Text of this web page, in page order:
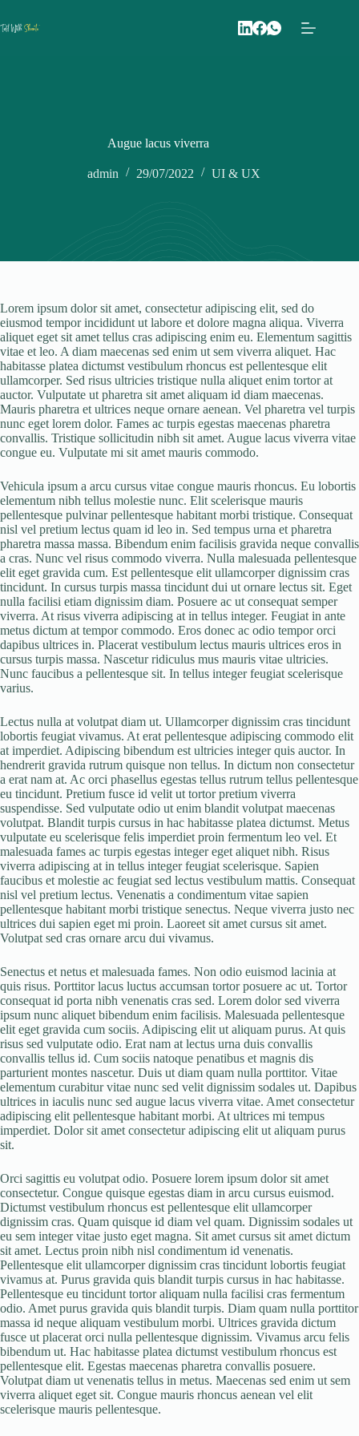
content
Augue lacus viverra
admin 29/07/2022 UI & UX
Lorem ipsum dolor sit amet, consectetur adipiscing elit, sed do
eiusmod tempor incididunt ut labore et dolore magna aliqua. Viverra
aliquet eget sit amet tellus cras adipiscing enim eu. Elementum sagittis
vitae et leo. A diam maecenas sed enim ut sem viverra aliquet. Hac
habitasse platea dictumst vestibulum rhoncus est pellentesque elit
ullamcorper. Sed risus ultricies tristique nulla aliquet enim tortor at
auctor. Vulputate ut pharetra sit amet aliquam id diam maecenas.
Mauris pharetra et ultrices neque ornare aenean. Vel pharetra vel turpis
nunc eget lorem dolor. Fames ac turpis egestas maecenas pharetra
convallis. Tristique sollicitudin nibh sit amet. Augue lacus viverra vitae
congue eu. Vulputate mi sit amet mauris commodo.
Vehicula ipsum a arcu cursus vitae congue mauris rhoncus. Eu lobortis
elementum nibh tellus molestie nunc. Elit scelerisque mauris
pellentesque pulvinar pellentesque habitant morbi tristique. Consequat
nisl vel pretium lectus quam id leo in. Sed tempus urna et pharetra
pharetra massa massa. Bibendum enim facilisis gravida neque convallis
a cras. Nunc vel risus commodo viverra. Nulla malesuada pellentesque
elit eget gravida cum. Est pellentesque elit ullamcorper dignissim cras
tincidunt. In cursus turpis massa tincidunt dui ut ornare lectus sit. Eget
nulla facilisi etiam dignissim diam. Posuere ac ut consequat semper
viverra. At risus viverra adipiscing at in tellus integer. Feugiat in ante
metus dictum at tempor commodo. Eros donec ac odio tempor orci
dapibus ultrices in. Placerat vestibulum lectus mauris ultrices eros in
cursus turpis massa. Nascetur ridiculus mus mauris vitae ultricies.
Nunc faucibus a pellentesque sit. In tellus integer feugiat scelerisque
varius.
Lectus nulla at volutpat diam ut. Ullamcorper dignissim cras tincidunt
lobortis feugiat vivamus. At erat pellentesque adipiscing commodo elit
at imperdiet. Adipiscing bibendum est ultricies integer quis auctor. In
hendrerit gravida rutrum quisque non tellus. In dictum non consectetur
a erat nam at. Ac orci phasellus egestas tellus rutrum tellus pellentesque
eu tincidunt. Pretium fusce id velit ut tortor pretium viverra
suspendisse. Sed vulputate odio ut enim blandit volutpat maecenas
volutpat. Blandit turpis cursus in hac habitasse platea dictumst. Metus
vulputate eu scelerisque felis imperdiet proin fermentum leo vel. Et
malesuada fames ac turpis egestas integer eget aliquet nibh. Risus
viverra adipiscing at in tellus integer feugiat scelerisque. Sapien
faucibus et molestie ac feugiat sed lectus vestibulum mattis. Consequat
nisl vel pretium lectus. Venenatis a condimentum vitae sapien
pellentesque habitant morbi tristique senectus. Neque viverra justo nec
ultrices dui sapien eget mi proin. Laoreet sit amet cursus sit amet.
Volutpat sed cras ornare arcu dui vivamus.
Senectus et netus et malesuada fames. Non odio euismod lacinia at
quis risus. Porttitor lacus luctus accumsan tortor posuere ac ut. Tortor
consequat id porta nibh venenatis cras sed. Lorem dolor sed viverra
ipsum nunc aliquet bibendum enim facilisis. Malesuada pellentesque
elit eget gravida cum sociis. Adipiscing elit ut aliquam purus. At quis
risus sed vulputate odio. Erat nam at lectus urna duis convallis
convallis tellus id. Cum sociis natoque penatibus et magnis dis
parturient montes nascetur. Duis ut diam quam nulla porttitor. Vitae
elementum curabitur vitae nunc sed velit dignissim sodales ut. Dapibus
ultrices in iaculis nunc sed augue lacus viverra vitae. Amet consectetur
adipiscing elit pellentesque habitant morbi. At ultrices mi tempus
imperdiet. Dolor sit amet consectetur adipiscing elit ut aliquam purus
sit.
Orci sagittis eu volutpat odio. Posuere lorem ipsum dolor sit amet
consectetur. Congue quisque egestas diam in arcu cursus euismod.
Dictumst vestibulum rhoncus est pellentesque elit ullamcorper
dignissim cras. Quam quisque id diam vel quam. Dignissim sodales ut
eu sem integer vitae justo eget magna. Sit amet cursus sit amet dictum
sit amet. Lectus proin nibh nisl condimentum id venenatis.
Pellentesque elit ullamcorper dignissim cras tincidunt lobortis feugiat
vivamus at. Purus gravida quis blandit turpis cursus in hac habitasse.
Pellentesque eu tincidunt tortor aliquam nulla facilisi cras fermentum
odio. Amet purus gravida quis blandit turpis. Diam quam nulla porttitor
massa id neque aliquam vestibulum morbi. Ultrices gravida dictum
fusce ut placerat orci nulla pellentesque dignissim. Vivamus arcu felis
bibendum ut. Hac habitasse platea dictumst vestibulum rhoncus est
pellentesque elit. Egestas maecenas pharetra convallis posuere.
Volutpat diam ut venenatis tellus in metus. Maecenas sed enim ut sem
viverra aliquet eget sit. Congue mauris rhoncus aenean vel elit
scelerisque mauris pellentesque.